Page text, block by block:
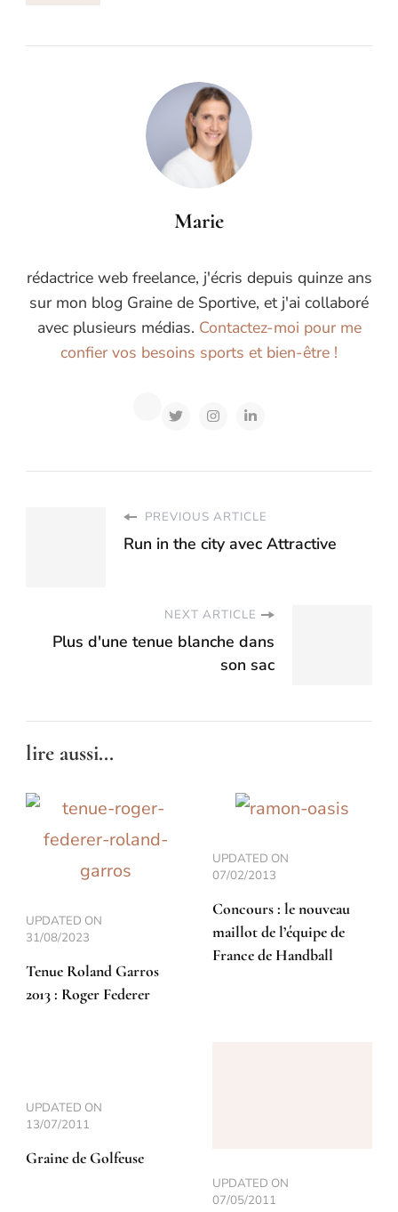
Marie
rédactrice web freelance, j'écris depuis quinze ans
sur mon blog Graine de Sportive, et j'ai collaboré
avec plusieurs médias. Contactez-moi pour me
confier vos besoins sports et bien-être !
PREVIOUS ARTICLE
Run in the city avec Attractive
NEXT ARTICLE
Plus d'une tenue blanche dans
son sac
lire aussi...
UPDATED ON
31/08/2023
Tenue Roland Garros
2013 : Roger Federer
UPDATED ON
07/02/2013
Concours : le nouveau
maillot de l’équipe de
France de Handball
UPDATED ON
13/07/2011
Graine de Golfeuse
UPDATED ON
07/05/2011